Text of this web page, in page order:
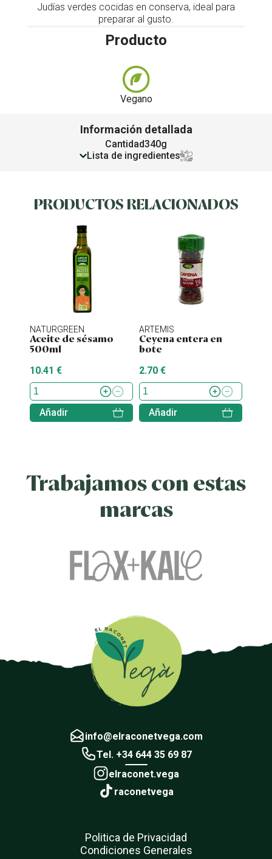
Judías verdes cocidas en conserva, ideal para
preparar al gusto.
Producto
Vegano
Información detallada
Cantidad340g
Lista de ingredientes
PRODUCTOS RELACIONADOS
NATURGREEN
Aceite de sésamo
500ml
10.41 €
Añadir
ARTEMIS
Ceyena entera en
bote
2.70 €
Añadir
Trabajamos con estas
marcas
info@elraconetvega.com
Tel. +34 644 35 69 87
elraconet.vega
raconetvega
Politica de Privacidad
Condiciones Generales